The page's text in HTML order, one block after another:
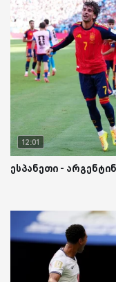
12:01
ესპანეთი -